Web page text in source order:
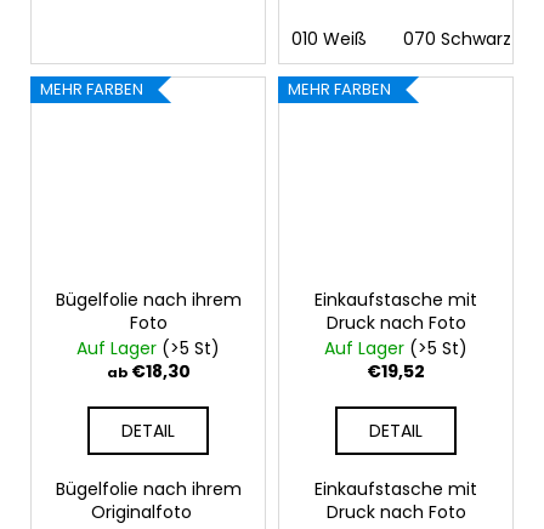
010 Weiß 070 Schwarz
MEHR FARBEN
Bügelfolie nach ihrem
Foto
Auf Lager (>5 St)
ab€18,30
DETAIL
Bügelfolie nach ihrem
Originalfoto
MEHR FARBEN
Einkaufstasche mit
Druck nach Foto
Auf Lager (>5 St)
€19,52
DETAIL
Einkaufstasche mit
Druck nach Foto